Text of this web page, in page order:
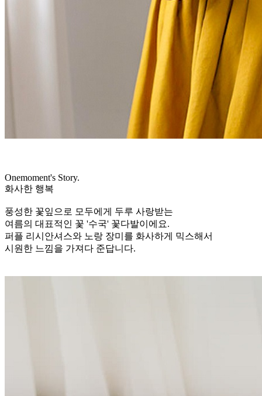
Onemoment's Story.
화사한 행복
풍성한 꽃잎으로 모두에게 두루 사랑받는
여름의 대표적인 꽃 '수국' 꽃다발이에요.
퍼플 리시안셔스와 노랑 장미를 화사하게 믹스해서
시원한 느낌을 가져다 준답니다.